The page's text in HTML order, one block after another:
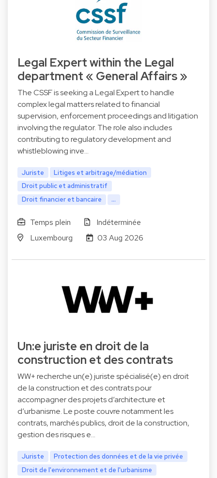
Legal Expert within the Legal
department « General Affairs »
The CSSF is seeking a Legal Expert to handle
complex legal matters related to financial
supervision, enforcement proceedings and litigation
involving the regulator. The role also includes
contributing to regulatory development and
whistleblowing inve…
Juriste
Litiges et arbitrage/médiation
Droit public et administratif
Droit financier et bancaire
...
Temps plein
Indéterminée
Luxembourg
03 Aug 2026
Un:e juriste en droit de la
construction et des contrats
WW+ recherche un(e) juriste spécialisé(e) en droit
de la construction et des contrats pour
accompagner des projets d’architecture et
d’urbanisme. Le poste couvre notamment les
contrats, marchés publics, droit de la construction,
gestion des risques e…
Juriste
Protection des données et de la vie privée
Droit de l'environnement et de l'urbanisme